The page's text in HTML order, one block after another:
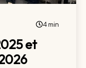
4 min
et